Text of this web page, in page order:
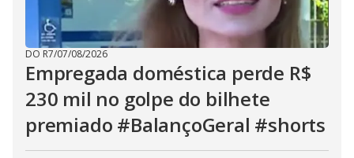
DO R7/07/08/2026
Empregada doméstica perde R$
230 mil no golpe do bilhete
premiado #BalançoGeral #shorts